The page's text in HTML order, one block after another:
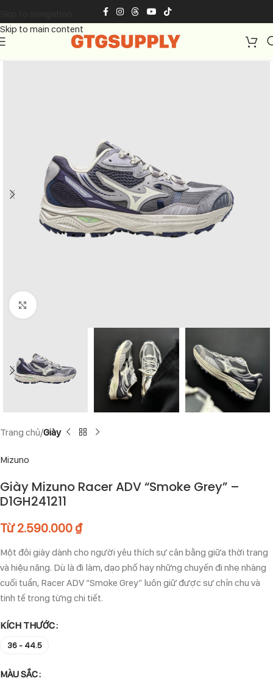
Skip to main content
Click to enlarge
Trang chủ Giày
Mizuno
Giày Mizuno Racer ADV “Smoke Grey” –
D1GH241211
Từ2.590.000 ₫
Một đôi giày dành cho người yêu thích sự cân bằng giữa thời trang
và hiệu năng. Dù là đi làm, dạo phố hay những chuyến đi nhẹ nhàng
cuối tuần, Racer ADV “Smoke Grey” luôn giữ được sự chỉn chu và
tinh tế trong từng chi tiết.
KÍCH THƯỚC
36 - 44.5
MÀU SẮC